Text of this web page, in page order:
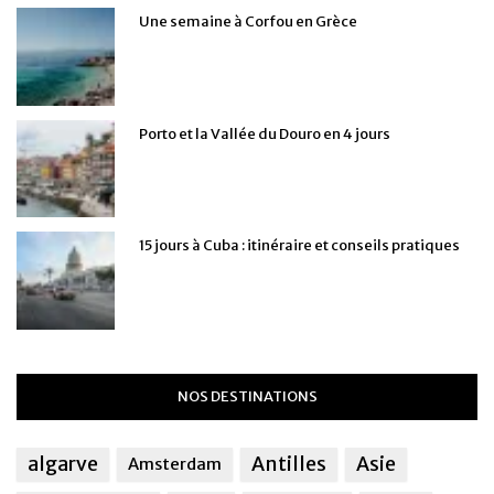
Une semaine à Corfou en Grèce
Porto et la Vallée du Douro en 4 jours
15 jours à Cuba : itinéraire et conseils pratiques
NOS DESTINATIONS
algarve Amsterdam Antilles Asie